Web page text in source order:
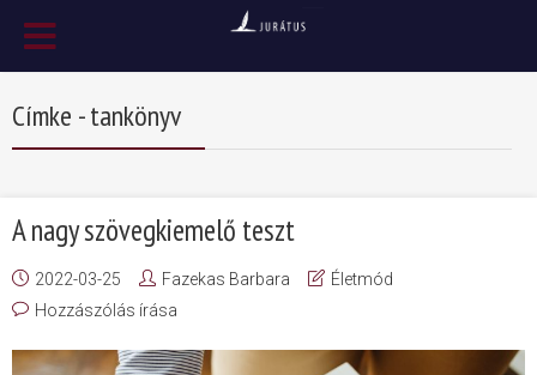
Címke - tankönyv
A nagy szövegkiemelő teszt
2022-03-25 Fazekas Barbara
Életmód
Hozzászólás írása